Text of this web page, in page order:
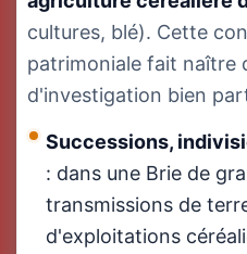
cultures, blé). Cette
patrimoniale fait naître
d'investigation bien
Successions,
: dans une Brie de
transmissions de
d'exploitations